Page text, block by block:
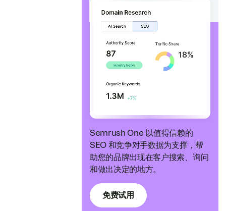
Semrush One 以值得信赖的
SEO 和竞争对手数据为支撑，帮
助您的品牌出现在客户搜索、询问
和做出决定的地方。
免费试用